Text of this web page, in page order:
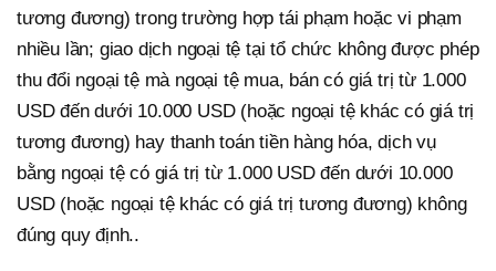
tương đương) trong trường hợp tái phạm hoặc vi phạm
nhiều lần; giao dịch ngoại tệ tại tổ chức không được phép
thu đổi ngoại tệ mà ngoại tệ mua, bán có giá trị từ 1.000
USD đến dưới 10.000 USD (hoặc ngoại tệ khác có giá trị
tương đương) hay thanh toán tiền hàng hóa, dịch vụ
bằng ngoại tệ có giá trị từ 1.000 USD đến dưới 10.000
USD (hoặc ngoại tệ khác có giá trị tương đương) không
đúng quy định..